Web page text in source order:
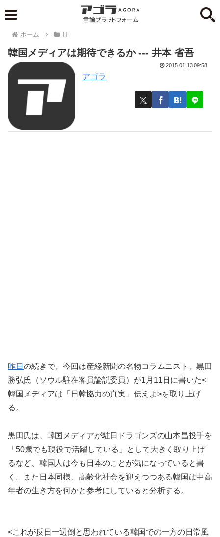
ホーム IT
韓国メディアは期待できるか --- 井本 省吾
アゴラ
2015.01.13 09:58
昨日 の続きで、今回は産経新聞の名物コラムニスト、黒田
勝弘氏（ソウル駐在客員論説委員）が1月11日に書いた<
韓国メディアは「日韓協力の真実」伝えよ>を取り上げ
る。
黒田氏は、韓国メディアが駐日ドラゴンズの山本昌投手を
「50歳でも現役で活躍している」として大きく取り上げ
るなど、韓国人は今も日本のことが気になっていると書
く。また日本同様、高齢化社会を迎えつつある韓国は中高
年者の生き方を何かと参考にしていると分析する。
<これが反日一辺倒と思われている韓国での一方の日常風